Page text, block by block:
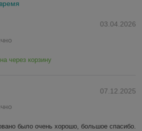
03.04.2026
через корзину
07.12.2025
было очень хорошо, большое спасибо.